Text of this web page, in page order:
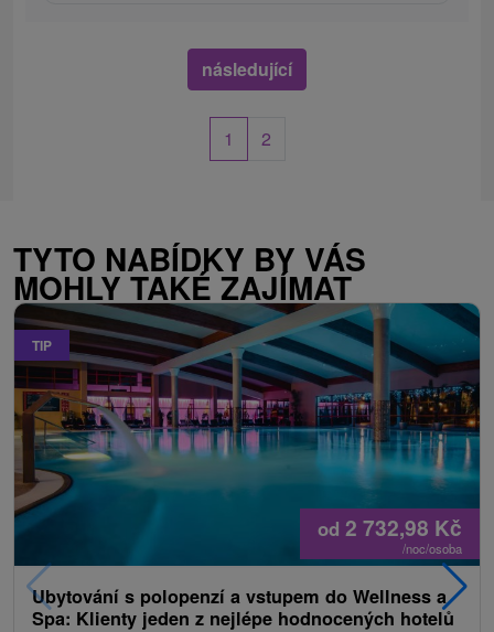
následující
1 2
TYTO NABÍDKY BY VÁS
MOHLY TAKÉ ZAJÍMAT
TIP
od 2 732,98 Kč
/noc/osoba
Ubytování s polopenzí a vstupem do Wellness a
Spa: Klienty jeden z nejlépe hodnocených hotelů